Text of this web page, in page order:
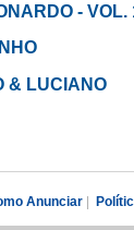
- VOL.
& LUCIANO
Anunciar |